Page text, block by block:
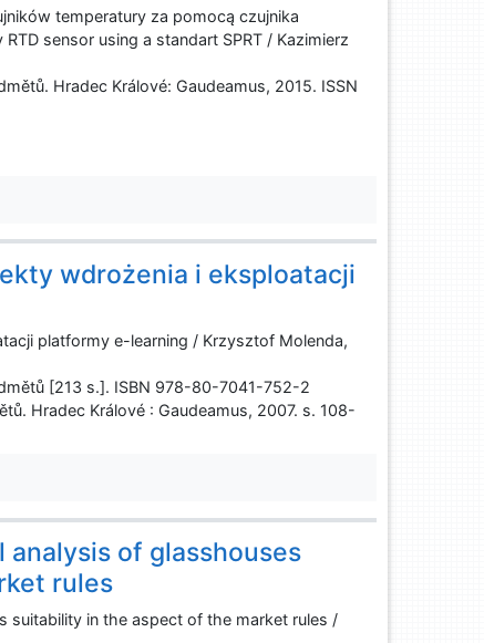
temperatury za pomocą czujnika
sensor using a standart SPRT / Kazimierz
Hradec Králové: Gaudeamus, 2015. ISSN
wdrożenia i eksploatacji
platformy e-learning / Krzysztof Molenda,
[213 s.]. ISBN 978-80-7041-752-2
Hradec Králové : Gaudeamus, 2007. s. 108-
of glasshouses
rules
suitability in the aspect of the market rules /